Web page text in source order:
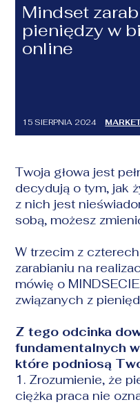
Mindset
pieniędzy w
online
15 SIERPNIA 2024
Twoja głowa jest
decydują o tym, jak
z nich jest
sobą, możesz
W trzecim z
zarabianiu na
mówię o
związanych z
Z tego odcinka
fundamentalnych
które podniosą
1. Zrozumienie, że
ciężka praca nie